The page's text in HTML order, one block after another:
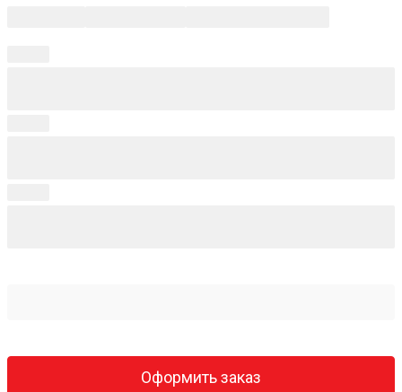
Оформить заказ